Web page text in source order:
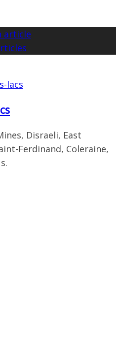
article
Disraeli, East
Ferdinand, Coleraine,